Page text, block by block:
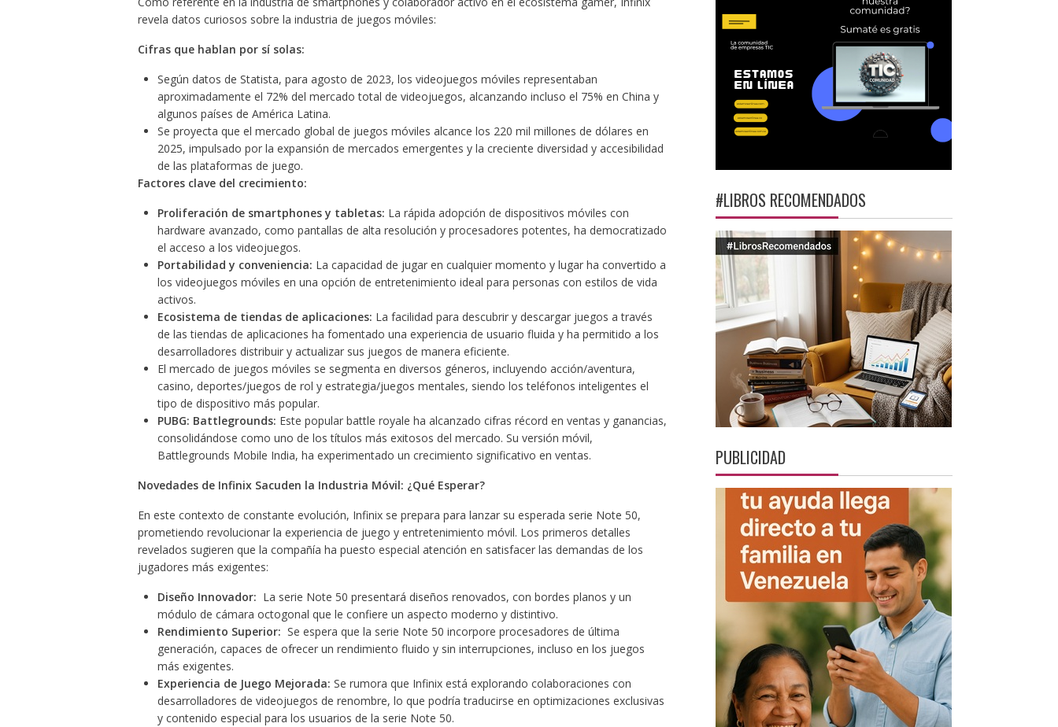
revela datos curiosos sobre la industria de juegos móviles:
Cifras que hablan por sí solas:
Según datos de Statista, para agosto de 2023, los videojuegos móviles representaban
aproximadamente el 72% del mercado total de videojuegos, alcanzando incluso el 75% en China y
algunos países de América Latina.
Se proyecta que el mercado global de juegos móviles alcance los 220 mil millones de dólares en
2025, impulsado por la expansión de mercados emergentes y la creciente diversidad y accesibilidad
de las plataformas de juego.
Factores clave del crecimiento:
Proliferación de smartphones y tabletas: La rápida adopción de dispositivos móviles con
hardware avanzado, como pantallas de alta resolución y procesadores potentes, ha democratizado
el acceso a los videojuegos.
Portabilidad y conveniencia: La capacidad de jugar en cualquier momento y lugar ha convertido a
los videojuegos móviles en una opción de entretenimiento ideal para personas con estilos de vida
activos.
Ecosistema de tiendas de aplicaciones: La facilidad para descubrir y descargar juegos a través
de las tiendas de aplicaciones ha fomentado una experiencia de usuario fluida y ha permitido a los
desarrolladores distribuir y actualizar sus juegos de manera eficiente.
El mercado de juegos móviles se segmenta en diversos géneros, incluyendo acción/aventura,
casino, deportes/juegos de rol y estrategia/juegos mentales, siendo los teléfonos inteligentes el
tipo de dispositivo más popular.
PUBG: Battlegrounds: Este popular battle royale ha alcanzado cifras récord en ventas y ganancias,
consolidándose como uno de los títulos más exitosos del mercado. Su versión móvil,
Battlegrounds Mobile India, ha experimentado un crecimiento significativo en ventas.
Novedades de Infinix Sacuden la Industria Móvil: ¿Qué Esperar?
En este contexto de constante evolución, Infinix se prepara para lanzar su esperada serie Note 50,
prometiendo revolucionar la experiencia de juego y entretenimiento móvil. Los primeros detalles
revelados sugieren que la compañía ha puesto especial atención en satisfacer las demandas de los
jugadores más exigentes:
Diseño Innovador: La serie Note 50 presentará diseños renovados, con bordes planos y un
módulo de cámara octogonal que le confiere un aspecto moderno y distintivo.
Rendimiento Superior: Se espera que la serie Note 50 incorpore procesadores de última
generación, capaces de ofrecer un rendimiento fluido y sin interrupciones, incluso en los juegos
más exigentes.
Experiencia de Juego Mejorada: Se rumora que Infinix está explorando colaboraciones con
desarrolladores de videojuegos de renombre, lo que podría traducirse en optimizaciones exclusivas
y contenido especial para los usuarios de la serie Note 50.
#LIBROS RECOMENDADOS
PUBLICIDAD